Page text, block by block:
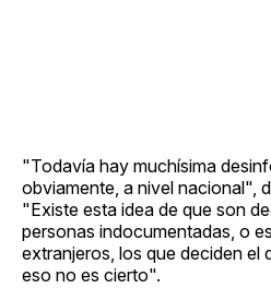
"Todavía hay muchísima
obviamente, a nivel nacional",
"Existe esta idea de que son
personas indocumentadas, o
extranjeros, los que deciden el
eso no es cierto".